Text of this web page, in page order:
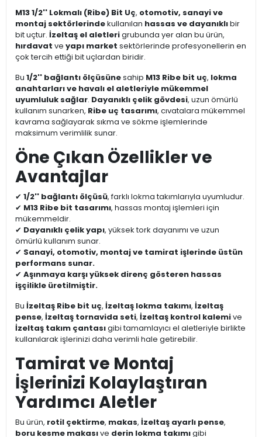
M13 1/2'' Lokmalı (Ribe) Bit Uç, otomotiv, sanayi ve
montaj sektörlerindekullanılan hassas ve dayanıklıbir
bit uçtur. İzeltaş el aletlerigrubunda yer alan bu ürün,
hırdavat ve yapı market sektörlerinde profesyonellerin en
çok tercih ettiği bit uçlardan biridir.
Bu 1/2'' bağlantı ölçüsünesahip M13 Ribe bit uç, lokma
anahtarları ve havalı el aletleriyle mükemmel
uyumluluk sağlar. Dayanıklı çelik gövdesi, uzun ömürlü
kullanım sunarken, Ribe uç tasarımı, cıvatalara mükemmel
kavrama sağlayarak sıkma ve sökme işlemlerinde
maksimum verimlilik sunar.
Öne Çıkan Özellikler ve
Avantajlar
✔ 1/2'' bağlantı ölçüsü, farklı lokma takımlarıyla uyumludur.
✔ M13 Ribe bit tasarımı, hassas montaj işlemleri için
mükemmeldir.
✔ Dayanıklı çelik yapı, yüksek tork dayanımı ve uzun
ömürlü kullanım sunar.
✔ Sanayi, otomotiv, montaj ve tamirat işlerinde üstün
performans sunar.
✔ Aşınmaya karşı yüksek direnç gösteren hassas
işçilikle üretilmiştir.
Bu İzeltaş Ribe bit uç, İzeltaş lokma takımı, İzeltaş
pense, İzeltaş tornavida seti, İzeltaş kontrol kalemive
İzeltaş takım çantasıgibi tamamlayıcı el aletleriyle birlikte
kullanılarak işlerinizi daha verimli hale getirebilir.
Tamirat ve Montaj
İşlerinizi Kolaylaştıran
Yardımcı Aletler
Bu ürün, rotil çektirme, makas, İzeltaş ayarlı pense,
boru kesme makasıve derin lokma takımıgibi